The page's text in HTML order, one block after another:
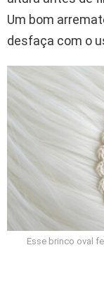
Um bom
desfaça com o
Esse brinco oval